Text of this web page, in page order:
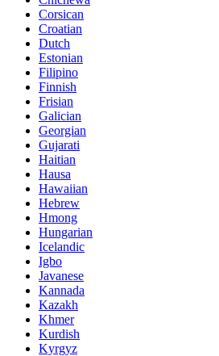
Corsican
Croatian
Dutch
Estonian
Filipino
Finnish
Frisian
Galician
Georgian
Gujarati
Haitian
Hausa
Hawaiian
Hebrew
Hmong
Hungarian
Icelandic
Igbo
Javanese
Kannada
Kazakh
Khmer
Kurdish
Kyrgyz